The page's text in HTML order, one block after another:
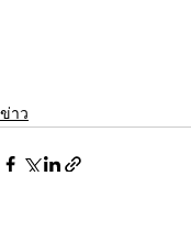
ข่าว